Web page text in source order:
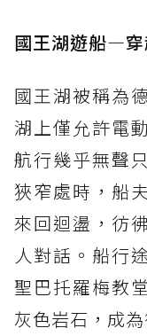
國王湖遊船—
國王湖被稱為
湖上僅允許電
航行幾乎無聲
狹窄處時，船
來回迴盪，彷
人對話。船行
聖巴托羅梅教
灰色岩石，成